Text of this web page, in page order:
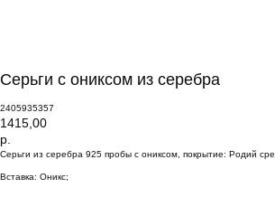
Серьги с ониксом из серебра
2405935357
1415,00
р.
Серьги из серебра 925 пробы с ониксом, покрытие: Родий
Вставка: Оникс;